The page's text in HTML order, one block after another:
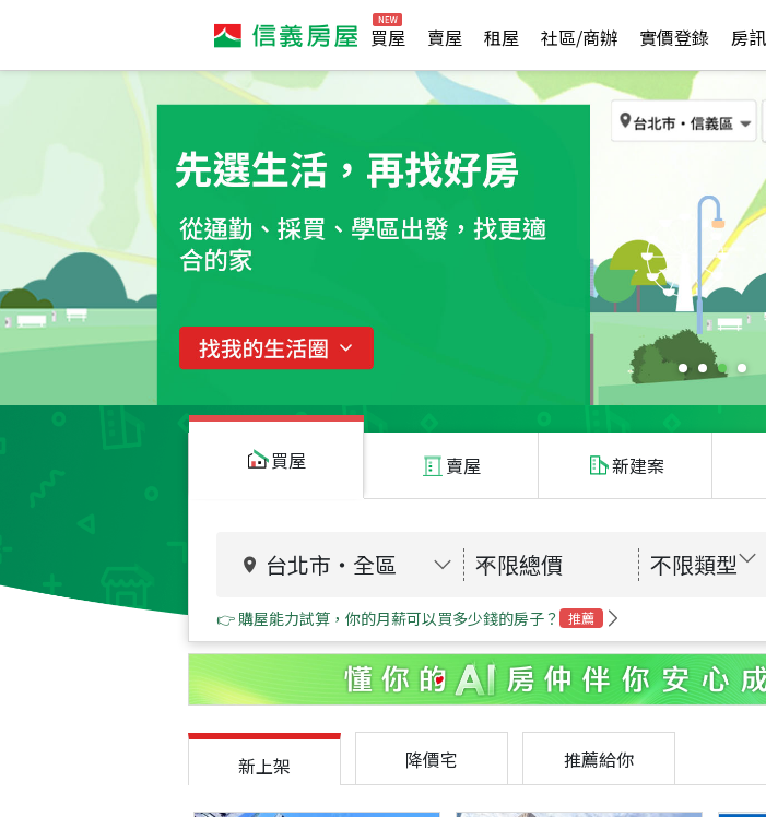
買屋 賣屋 租屋 社區/商辦 實價登錄 房
買屋 賣屋 新建案
台北市 ・ 全區 不限總價 不限類型
👉 購屋能力試算，你的月薪可以買多少錢的房子？ 推薦
新上架 降價宅 推薦給你